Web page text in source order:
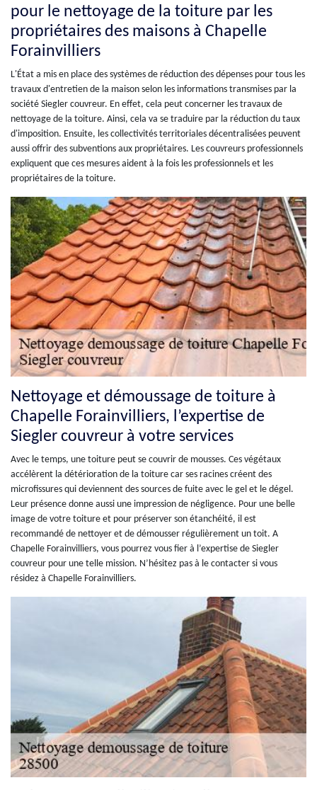
pour le nettoyage de la toiture par les
propriétaires des maisons à Chapelle
Forainvilliers
L'État a mis en place des systèmes de réduction des dépenses pour tous les
travaux d'entretien de la maison selon les informations transmises par la
société Siegler couvreur. En effet, cela peut concerner les travaux de
nettoyage de la toiture. Ainsi, cela va se traduire par la réduction du taux
d'imposition. Ensuite, les collectivités territoriales décentralisées peuvent
aussi offrir des subventions aux propriétaires. Les couvreurs professionnels
expliquent que ces mesures aident à la fois les professionnels et les
propriétaires de la toiture.
Nettoyage et démoussage de toiture à
Chapelle Forainvilliers, l’expertise de
Siegler couvreur à votre services
Avec le temps, une toiture peut se couvrir de mousses. Ces végétaux
accélèrent la détérioration de la toiture car ses racines créent des
microfissures qui deviennent des sources de fuite avec le gel et le dégel.
Leur présence donne aussi une impression de négligence. Pour une belle
image de votre toiture et pour préserver son étanchéité, il est
recommandé de nettoyer et de démousser régulièrement un toit. A
Chapelle Forainvilliers, vous pourrez vous fier à l’expertise de Siegler
couvreur pour une telle mission. N’hésitez pas à le contacter si vous
résidez à Chapelle Forainvilliers.